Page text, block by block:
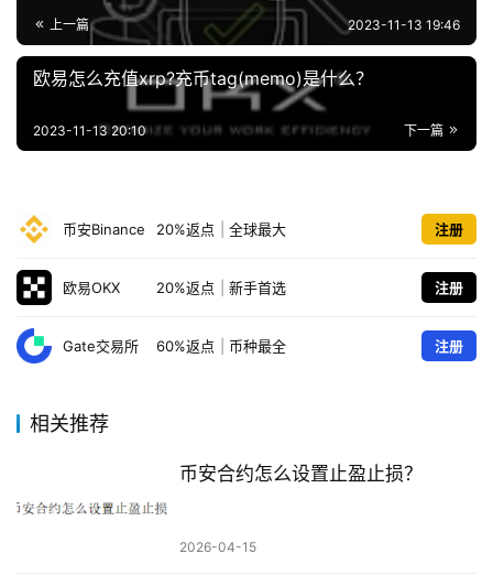
上一篇 2023-11-13 19:46
欧易怎么充值xrp?充币tag(memo)是什么？
下一篇
2023-11-13 20:10
币安Binance 20%返点 全球最大 注册
欧易OKX 20%返点 新手首选 注册
Gate交易所 60%返点 币种最全 注册
相关推荐
币安合约怎么设置止盈止损？
2026-04-15